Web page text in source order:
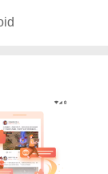
括组队、聊
源，满足玩